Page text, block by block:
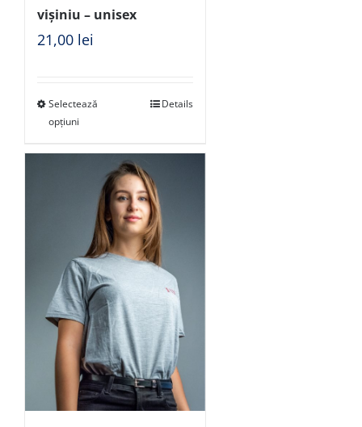
vișiniu – unisex
21,00 lei
Selectează
opțiuni
Details